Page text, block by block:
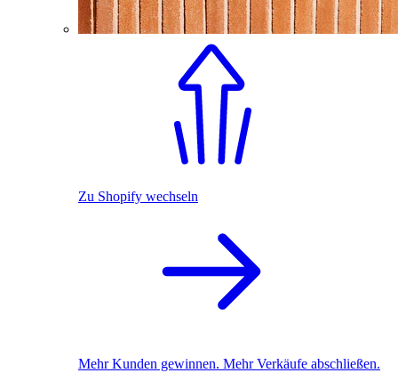
Zu Shopify wechseln
Mehr Kunden gewinnen. Mehr Verkäufe abschließen.